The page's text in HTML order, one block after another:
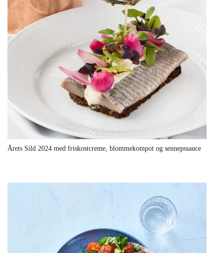
Årets Sild 2024 med friskostcreme, blommekompot og sennepssauce